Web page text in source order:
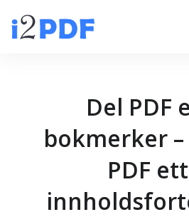
Del PDF
bokmerker
PDF